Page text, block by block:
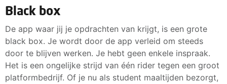
Black box
De app waar jij je opdrachten van krijgt, is een grote
black box. Je wordt door de app verleid om steeds
door te blijven werken. Je hebt geen enkele inspraak.
Het is een ongelijke strijd van één rider tegen een groot
platformbedrijf. Of je nu als student maaltijden bezorgt,